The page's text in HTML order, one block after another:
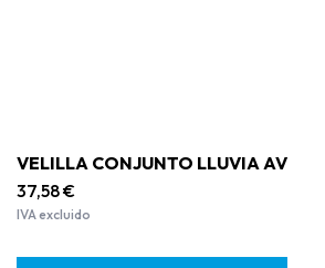
VELILLA CONJUNTO LLUVIA AV
37,58€
IVA excluido